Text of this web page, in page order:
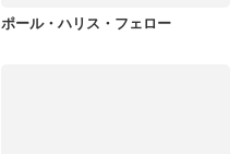
ポール・ハリス・フェロー